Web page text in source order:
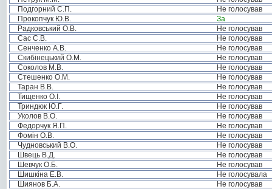
Подгорний С.П.
Не голосував
Прокопчук Ю.В.
За
Радковський О.В.
Не голосував
Сас С.В.
Не голосував
Сенченко А.В.
Не голосував
Скибінецький О.М.
Не голосував
Соколов М.В.
Не голосував
Стешенко О.М.
Не голосував
Таран В.В.
Не голосував
Тищенко О.І.
Не голосував
Триндюк Ю.Г.
Не голосував
Уколов В.О.
Не голосував
Федорчук Я.П.
Не голосував
Фомін О.В.
Не голосував
Чудновський В.О.
Не голосував
Швець В.Д.
Не голосував
Шевчук О.Б.
Не голосував
Шишкіна Е.В.
Не голосувала
Шиянов Б.А.
Не голосував